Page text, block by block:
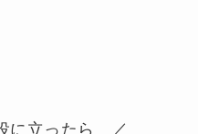
に立ったら ／